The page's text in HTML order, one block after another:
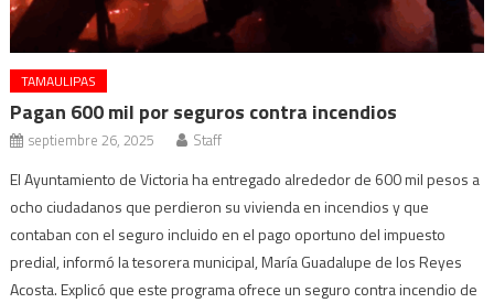
TAMAULIPAS
Pagan 600 mil por seguros contra incendios
septiembre 26, 2025 Staff
El Ayuntamiento de Victoria ha entregado alrededor de 600 mil pesos a
ocho ciudadanos que perdieron su vivienda en incendios y que
contaban con el seguro incluido en el pago oportuno del impuesto
predial, informó la tesorera municipal, María Guadalupe de los Reyes
Acosta. Explicó que este programa ofrece un seguro contra incendio de